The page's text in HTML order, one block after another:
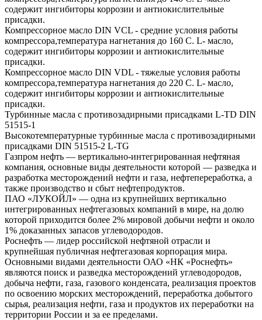
содержит ингибиторы коррозии и антиокислительные
присадки.
Компрессорное масло DIN VCL - средние условия работы
компрессора,температура нагнетания до 160 С. L- масло,
содержит ингибиторы коррозии и антиокислительные
присадки.
Компрессорное масло DIN VDL - тяжелые условия работы
компрессора,температура нагнетания до 220 С. L- масло,
содержит ингибиторы коррозии и антиокислительные
присадки.
Турбинные масла с противозадирными присадками L-TD DIN
51515-1
Высокотемпературные турбинные масла с противозадирными
присадками DIN 51515-2 L-TG
Газпром нефть — вертикально-интегрированная нефтяная
компания, основные виды деятельности которой — разведка и
разработка месторождений нефти и газа, нефтепереработка, а
также производство и сбыт нефтепродуктов.
ПАО «ЛУКОЙЛ» — одна из крупнейших вертикально
интегрированных нефтегазовых компаний в мире, на долю
которой приходится более 2% мировой добычи нефти и около
1% доказанных запасов углеводородов.
Роснефть — лидер российской нефтяной отрасли и
крупнейшая публичная нефтегазовая корпорация мира.
Основными видами деятельности ОАО «НК «Роснефть»
являются поиск и разведка месторождений углеводородов,
добыча нефти, газа, газового конденсата, реализация проектов
по освоению морских месторождений, переработка добытого
сырья, реализация нефти, газа и продуктов их переработки на
территории России и за ее пределами.